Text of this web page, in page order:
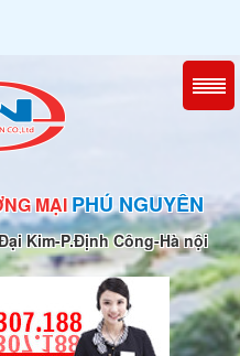
MẠIPHÚ NGUYÊN
Kim-P.Định Công-Hà nội